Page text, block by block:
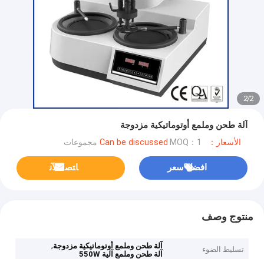
2
/
2
آلة طحن وملمع أوتوماتيكية مزدوجة
الأسعار：Can be discussed MOQ：1 مجموعات
افضل سعر ﺎﺘﺼﻟ ﺍﻶﻧ
منتوج وصف
تسليط الضوء آلة طحن وملمع أوتوماتيكية مزدوجة,
آلة طحن وملمع آلية 550W